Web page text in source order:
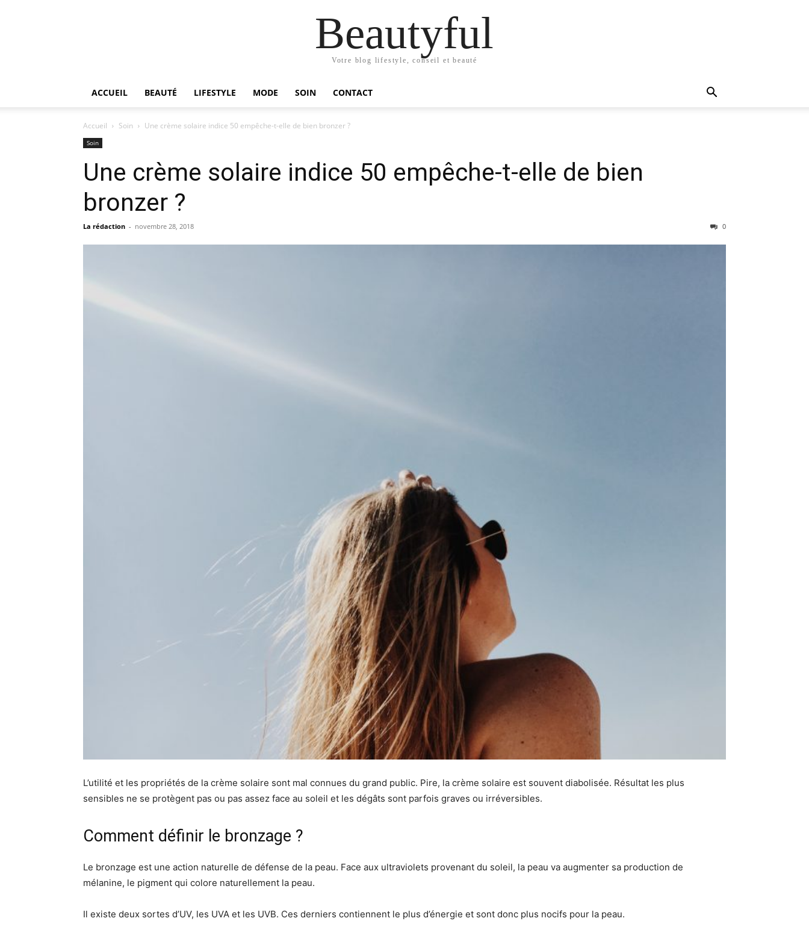
Beautyful
Votre blog lifestyle, conseil et beauté
ACCUEIL BEAUTÉ LIFESTYLE MODE SOIN CONTACT
Accueil Soin Une crème solaire indice 50 empêche-t-elle de bien bronzer ?
Soin
Une crème solaire indice 50 empêche-t-elle de bien
bronzer ?
La rédaction - novembre 28, 2018 0
L’utilité et les propriétés de la crème solaire sont mal connues du grand public. Pire, la crème solaire est souvent diabolisée. Résultat les plus
sensibles ne se protègent pas ou pas assez face au soleil et les dégâts sont parfois graves ou irréversibles.
Comment définir le bronzage ?
Le bronzage est une action naturelle de défense de la peau. Face aux ultraviolets provenant du soleil, la peau va augmenter sa production de
mélanine, le pigment qui colore naturellement la peau.
Il existe deux sortes d’UV, les UVA et les UVB. Ces derniers contiennent le plus d’énergie et sont donc plus nocifs pour la peau.